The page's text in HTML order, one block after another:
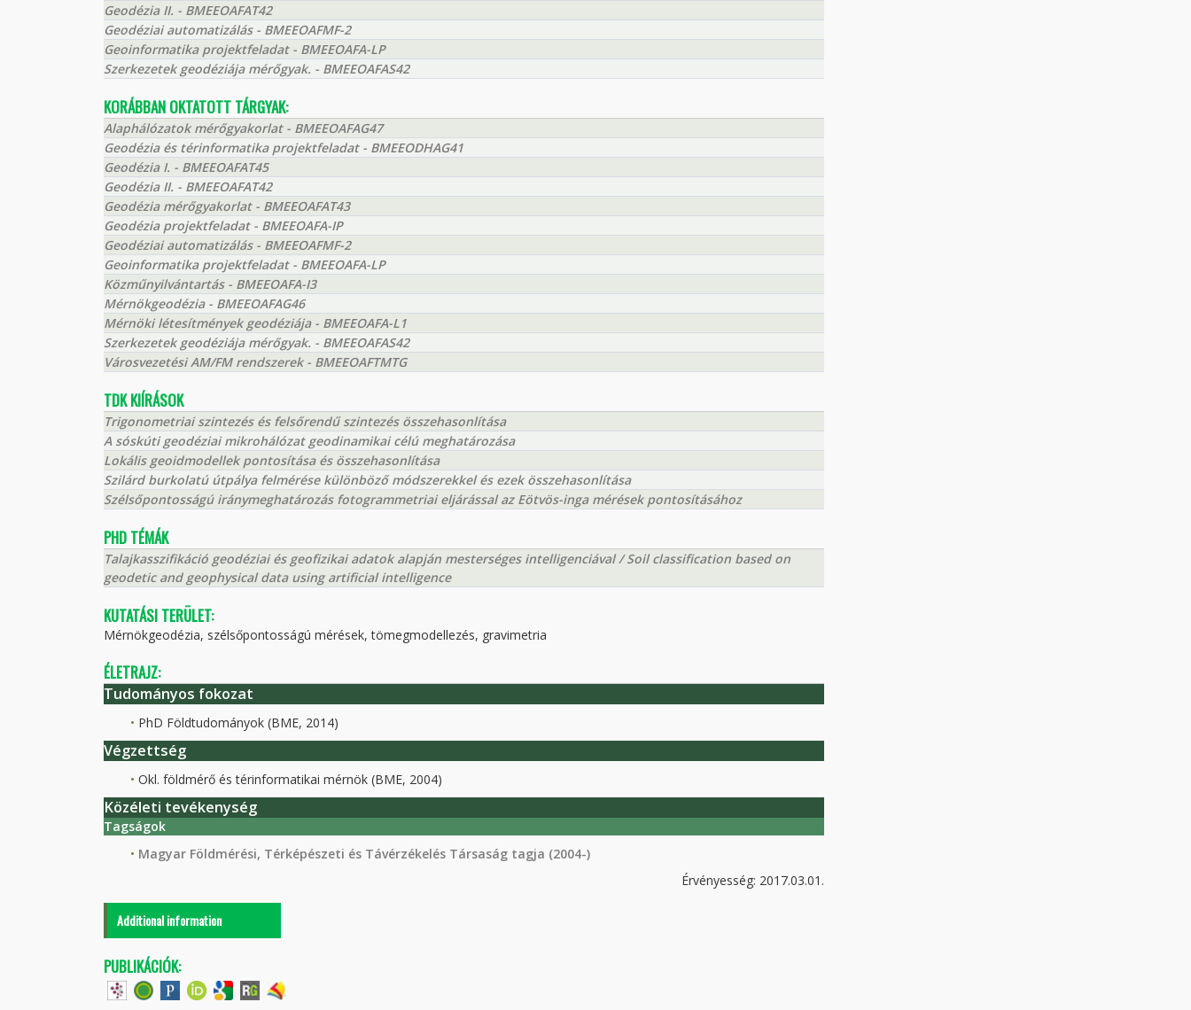
Geodézia II. - BMEEOAFAT42
Geodéziai automatizálás - BMEEOAFMF-2
Geoinformatika projektfeladat - BMEEOAFA-LP
Szerkezetek geodéziája mérőgyak. - BMEEOAFAS42
KORÁBBAN OKTATOTT TÁRGYAK:
Alaphálózatok mérőgyakorlat - BMEEOAFAG47
Geodézia és térinformatika projektfeladat - BMEEODHAG41
Geodézia I. - BMEEOAFAT45
Geodézia II. - BMEEOAFAT42
Geodézia mérőgyakorlat - BMEEOAFAT43
Geodézia projektfeladat - BMEEOAFA-IP
Geodéziai automatizálás - BMEEOAFMF-2
Geoinformatika projektfeladat - BMEEOAFA-LP
Közműnyilvántartás - BMEEOAFA-I3
Mérnökgeodézia - BMEEOAFAG46
Mérnöki létesítmények geodéziája - BMEEOAFA-L1
Szerkezetek geodéziája mérőgyak. - BMEEOAFAS42
Városvezetési AM/FM rendszerek - BMEEOAFTMTG
TDK KIÍRÁSOK
Trigonometriai szintezés és felsőrendű szintezés összehasonlítása
A sóskúti geodéziai mikrohálózat geodinamikai célú meghatározása
Lokális geoidmodellek pontosítása és összehasonlítása
Szilárd burkolatú útpálya felmérése különböző módszerekkel és ezek összehasonlítása
Szélsőpontosságú iránymeghatározás fotogrammetriai eljárással az Eötvös-inga mérések pontosításához
PHD TÉMÁK
Talajkasszifikáció geodéziai és geofizikai adatok alapján mesterséges intelligenciával / Soil classification based on
geodetic and geophysical data using artificial intelligence
KUTATÁSI TERÜLET:
Mérnökgeodézia, szélsőpontosságú mérések, tömegmodellezés, gravimetria
ÉLETRAJZ:
Tudományos fokozat
PhD Földtudományok (BME, 2014)
Végzettség
Okl. földmérő és térinformatikai mérnök (BME, 2004)
Közéleti tevékenység
Tagságok
Magyar Földmérési, Térképészeti és Távérzékelés Társaság tagja (2004-)
Érvényesség: 2017.03.01.
Additional information
PUBLIKÁCIÓK: